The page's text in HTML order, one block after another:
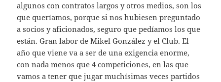
algunos con contratos largos y otros medios, son los
que queríamos, porque si nos hubiesen preguntado
a socios y aficionados, seguro que pedíamos los que
están. Gran labor de Mikel González y el Club. El
año que viene va a ser de una exigencia enorme,
con nada menos que 4 competiciones, en las que
vamos a tener que jugar muchísimas veces partidos